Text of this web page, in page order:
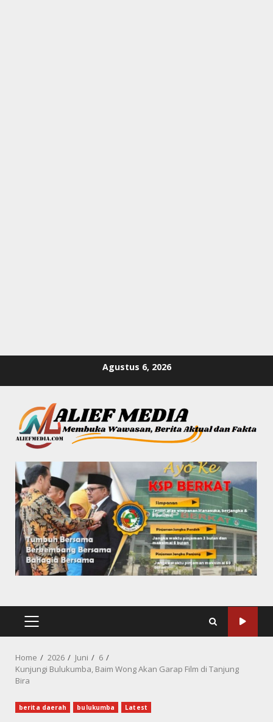
Agustus 6, 2026
PRIMARY
Home 2026 Juni
6
Kunjungi Bulukumba, Baim Wong Akan Garap Film di Tanjung
Bira
berita daerah bulukumba Latest